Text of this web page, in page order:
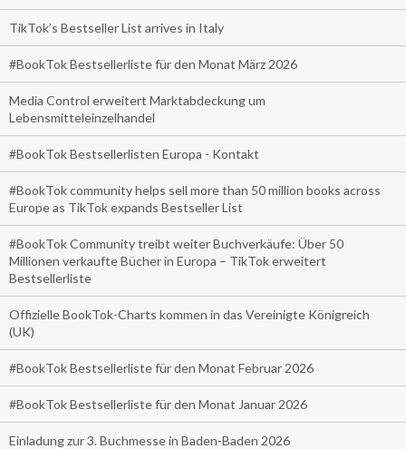
TikTok’s Bestseller List arrives in Italy
#BookTok Bestsellerliste für den Monat März 2026
Media Control erweitert Marktabdeckung um
Lebensmitteleinzelhandel
#BookTok Bestsellerlisten Europa - Kontakt
#BookTok community helps sell more than 50 million books across
Europe as TikTok expands Bestseller List
#BookTok Community treibt weiter Buchverkäufe: Über 50
Millionen verkaufte Bücher in Europa – TikTok erweitert
Bestsellerliste
Offizielle BookTok-Charts kommen in das Vereinigte Königreich
(UK)
#BookTok Bestsellerliste für den Monat Februar 2026
#BookTok Bestsellerliste für den Monat Januar 2026
Einladung zur 3. Buchmesse in Baden-Baden 2026